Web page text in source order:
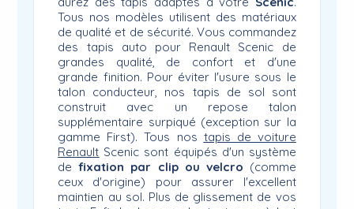
Tous nos modèles utilisent des matériaux
de qualité et de sécurité. Vous commandez
des tapis auto pour Renault Scenic de
grandes qualité, de confort et d'une
grande finition. Pour éviter l'usure sous le
talon conducteur, nos tapis de sol sont
construit avec un repose talon
supplémentaire surpiqué (exception sur la
gamme First). Tous nos tapis de voiture
Renault Scenic sont équipés d'un système
defixation par clip ou velcro (comme
ceux d'origine) pour assurer l'excellent
maintien au sol. Plus de glissement de vos